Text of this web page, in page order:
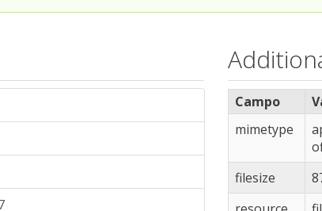
Campo
mimetype
filesize